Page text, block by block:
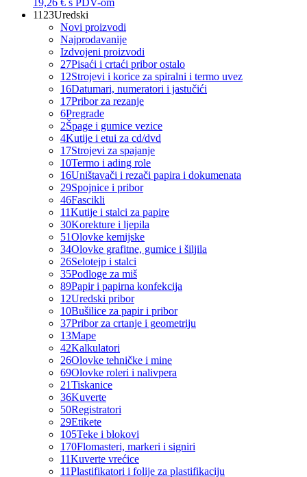
19,26 € s PDV-om
1123Uredski
Novi proizvodi
Najprodavanije
Izdvojeni proizvodi
27Pisaći i crtaći pribor ostalo
12Strojevi i korice za spiralni i termo uvez
16Datumari, numeratori i jastučići
17Pribor za rezanje
6Pregrade
2Špage i gumice vezice
4Kutije i etui za cd/dvd
17Strojevi za spajanje
10Termo i ading role
16Uništavači i rezači papira i dokumenata
29Spojnice i pribor
46Fascikli
11Kutije i stalci za papire
30Korekture i ljepila
51Olovke kemijske
34Olovke grafitne, gumice i šiljila
26Selotejp i stalci
35Podloge za miš
89Papir i papirna konfekcija
12Uredski pribor
10Bušilice za papir i pribor
37Pribor za crtanje i geometriju
13Mape
42Kalkulatori
26Olovke tehničke i mine
69Olovke roleri i nalivpera
21Tiskanice
36Kuverte
50Registratori
29Etikete
105Teke i blokovi
170Flomasteri, markeri i signiri
11Kuverte vrećice
11Plastifikatori i folije za plastifikaciju